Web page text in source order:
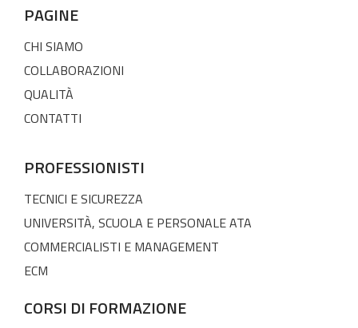
PAGINE
CHI SIAMO
COLLABORAZIONI
QUALITÀ
CONTATTI
PROFESSIONISTI
TECNICI E SICUREZZA
UNIVERSITÀ, SCUOLA E PERSONALE ATA
COMMERCIALISTI E MANAGEMENT
ECM
CORSI DI FORMAZIONE